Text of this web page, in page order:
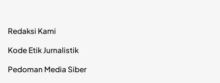
Redaksi Kami
Kode Etik Jurnalistik
Pedoman Media Siber